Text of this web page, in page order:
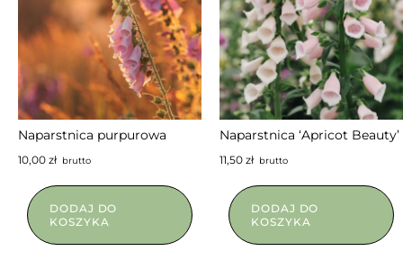
Naparstnica purpurowa
10,00 złbrutto
DODAJ DO
KOSZYKA
NIEDOSTĘPNY
Naparstnica ‘Apricot Beauty’
11,50 złbrutto
DODAJ DO
KOSZYKA